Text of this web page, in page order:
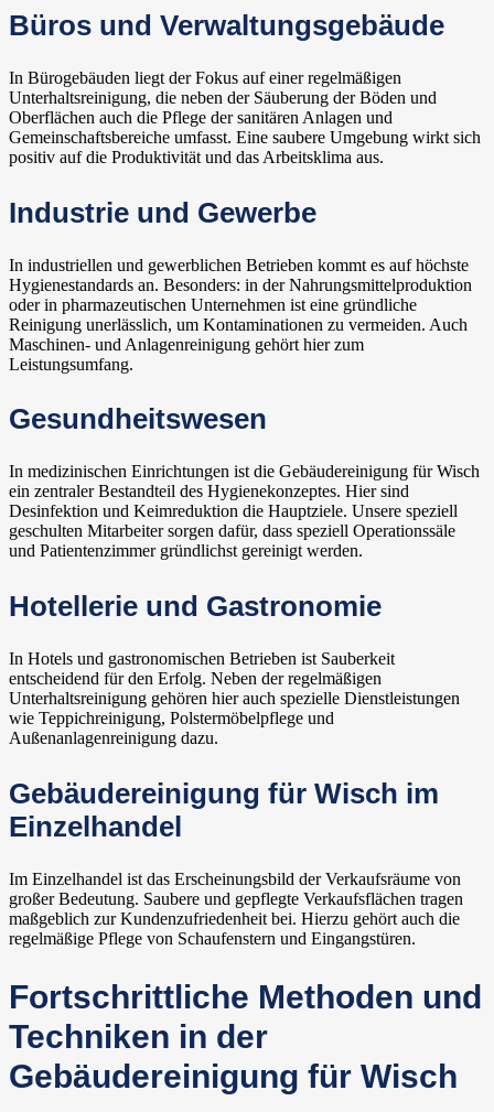
Büros und Verwaltungsgebäude
In Bürogebäuden liegt der Fokus auf einer regelmäßigen
Unterhaltsreinigung, die neben der Säuberung der Böden und
Oberflächen auch die Pflege der sanitären Anlagen und
Gemeinschaftsbereiche umfasst. Eine saubere Umgebung wirkt sich
positiv auf die Produktivität und das Arbeitsklima aus.
Industrie und Gewerbe
In industriellen und gewerblichen Betrieben kommt es auf höchste
Hygienestandards an. Besonders: in der Nahrungsmittelproduktion
oder in pharmazeutischen Unternehmen ist eine gründliche
Reinigung unerlässlich, um Kontaminationen zu vermeiden. Auch
Maschinen- und Anlagenreinigung gehört hier zum
Leistungsumfang.
Gesundheitswesen
In medizinischen Einrichtungen ist die Gebäudereinigung für Wisch
ein zentraler Bestandteil des Hygienekonzeptes. Hier sind
Desinfektion und Keimreduktion die Hauptziele. Unsere speziell
geschulten Mitarbeiter sorgen dafür, dass speziell Operationssäle
und Patientenzimmer gründlichst gereinigt werden.
Hotellerie und Gastronomie
In Hotels und gastronomischen Betrieben ist Sauberkeit
entscheidend für den Erfolg. Neben der regelmäßigen
Unterhaltsreinigung gehören hier auch spezielle Dienstleistungen
wie Teppichreinigung, Polstermöbelpflege und
Außenanlagenreinigung dazu.
Gebäudereinigung für Wisch im
Einzelhandel
Im Einzelhandel ist das Erscheinungsbild der Verkaufsräume von
großer Bedeutung. Saubere und gepflegte Verkaufsflächen tragen
maßgeblich zur Kundenzufriedenheit bei. Hierzu gehört auch die
regelmäßige Pflege von Schaufenstern und Eingangstüren.
Fortschrittliche Methoden und
Techniken in der
Gebäudereinigung für Wisch